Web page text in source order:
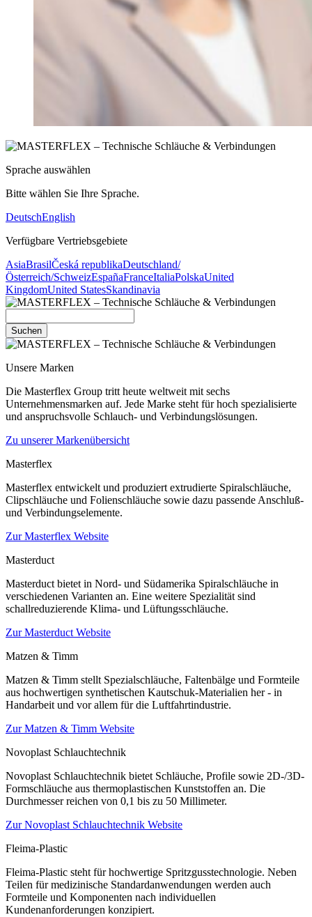
Sprache auswählen
Bitte wählen Sie Ihre Sprache.
DeutschEnglish
Verfügbare Vertriebsgebiete
AsiaBrasilČeská republikaDeutschland/
Österreich/SchweizEspañaFranceItaliaPolskaUnited
KingdomUnited StatesSkandinavia
Suchen
Unsere Marken
Die Masterflex Group tritt heute weltweit mit sechs
Unternehmensmarken auf. Jede Marke steht für hoch spezialisierte
und anspruchsvolle Schlauch- und Verbindungslösungen.
Zu unserer Markenübersicht
Masterflex
Masterflex entwickelt und produziert extrudierte Spiralschläuche,
Clipschläuche und Folienschläuche sowie dazu passende Anschluß-
und Verbindungselemente.
Zur Masterflex Website
Masterduct
Masterduct bietet in Nord- und Südamerika Spiralschläuche in
verschiedenen Varianten an. Eine weitere Spezialität sind
schallreduzierende Klima- und Lüftungsschläuche.
Zur Masterduct Website
Matzen & Timm
Matzen & Timm stellt Spezialschläuche, Faltenbälge und Formteile
aus hochwertigen synthetischen Kautschuk-Materialien her - in
Handarbeit und vor allem für die Luftfahrtindustrie.
Zur Matzen & Timm Website
Novoplast Schlauchtechnik
Novoplast Schlauchtechnik bietet Schläuche, Profile sowie 2D-/3D-
Formschläuche aus thermoplastischen Kunststoffen an. Die
Durchmesser reichen von 0,1 bis zu 50 Millimeter.
Zur Novoplast Schlauchtechnik Website
Fleima-Plastic
Fleima-Plastic steht für hochwertige Spritzgusstechnologie. Neben
Teilen für medizinische Standardanwendungen werden auch
Formteile und Komponenten nach individuellen
Kundenanforderungen konzipiert.